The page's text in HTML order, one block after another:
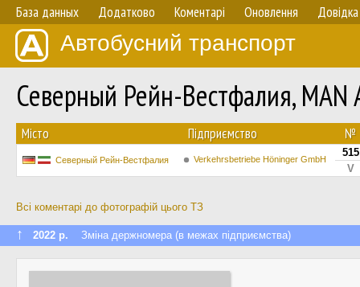
База данных Додатково Коментарі Оновлення Довідка
Автобусний транспорт
Северный Рейн-Вестфалия,
Мiсто Підприємство №
Северный Рейн-Вестфалия Verkehrsbetriebe Höninger GmbH
515
V
Всі коментарі до фотографій цього ТЗ
↑ 2022 р. Зміна держномера (в межах підприємства)